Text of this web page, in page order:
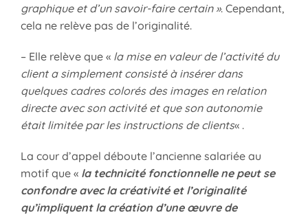
graphique et d’un savoir-faire certain ». Cependant,
cela ne relève pas de l’originalité.
– Elle relève que « la mise en valeur de l’activité du
client a simplement consisté à insérer dans
quelques cadres colorés des images en relation
directe avec son activité et que son autonomie
était limitée par les instructions de clients« .
La cour d’appel déboute l’ancienne salariée au
motif que « la technicité fonctionnelle ne peut se
confondre avec la créativité et l’originalité
qu’impliquent la création d’une œuvre de